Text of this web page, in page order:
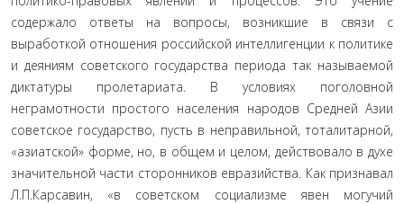
содержало ответы на вопросы, возникшие в связи с
выработкой отношения российской интеллигенции к политике
и деяниям советского государства периода так называемой
диктатуры пролетариата. В условиях поголовной
неграмотности простого населения народов Средней Азии
советское государство, пусть в неправильной, тоталитарной,
«азиатской» форме, но, в общем и целом, действовало в духе
значительной части сторонников евразийства. Как признавал
Л.П.Карсавин, «в советском социализме явен могучий